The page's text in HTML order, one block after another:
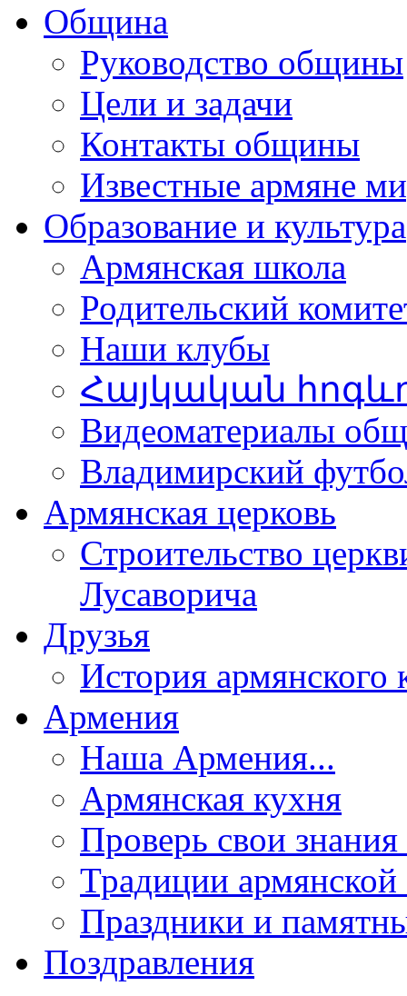
Община
Руководство общины
Цели и задачи
Контакты общины
Известные армяне
Образование и культура
Армянская школа
Родительский
Наши клубы
Հայկական
Видеоматериалы
Владимирский
Армянская церковь
Строительство
Лусаворича
Друзья
История армянского
Армения
Наша Армения...
Армянская кухня
Проверь свои
Традиции армянской
Праздники и
Поздравления